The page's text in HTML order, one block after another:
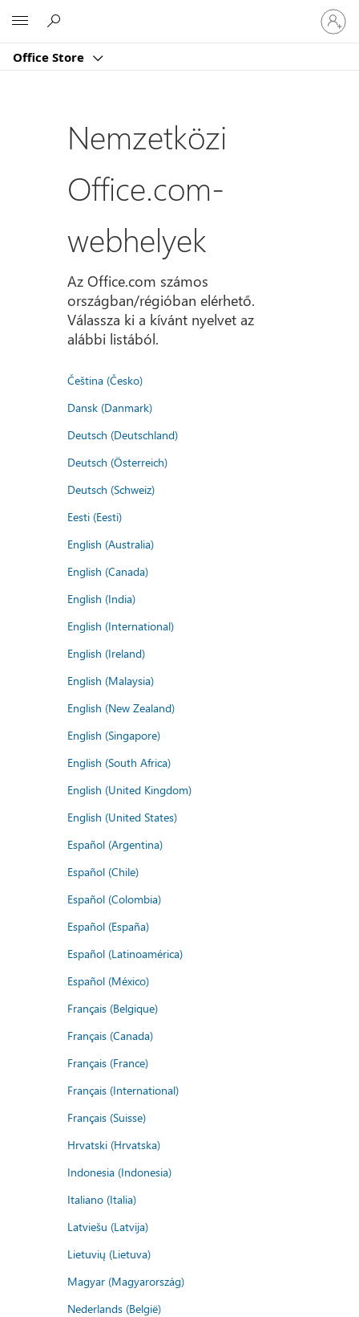
Office Store
be
a
Nemzetközi
Office.com-
webhelyek
Az Office.com számos
országban/régióban elérhető.
Válassza ki a kívánt nyelvet az
alábbi listából.
Čeština (Česko)
Dansk (Danmark)
Deutsch (Deutschland)
Deutsch (Österreich)
Deutsch (Schweiz)
Eesti (Eesti)
English (Australia)
English (Canada)
English (India)
English (International)
English (Ireland)
English (Malaysia)
English (New Zealand)
English (Singapore)
English (South Africa)
English (United Kingdom)
English (United States)
Español (Argentina)
Español (Chile)
Español (Colombia)
Español (España)
Español (Latinoamérica)
Español (México)
Français (Belgique)
Français (Canada)
Français (France)
Français (International)
Français (Suisse)
Hrvatski (Hrvatska)
Indonesia (Indonesia)
Italiano (Italia)
Latviešu (Latvija)
Lietuvių (Lietuva)
Magyar (Magyarország)
Nederlands (België)